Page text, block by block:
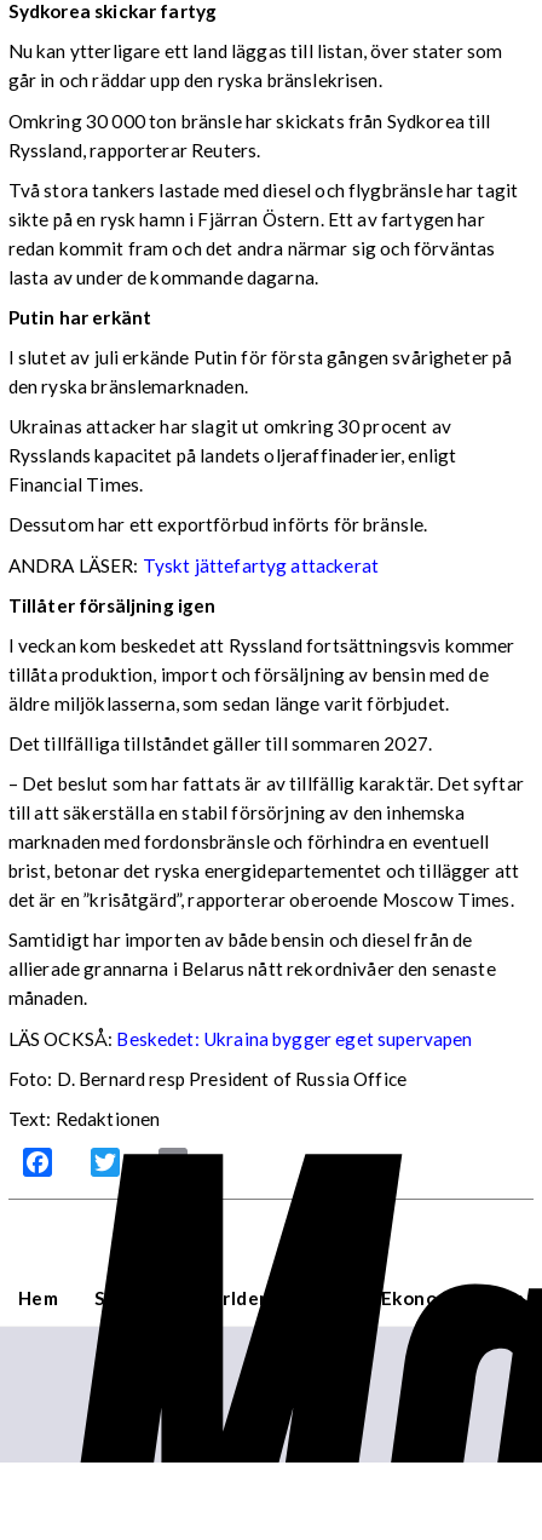
Sydkorea skickar fartyg
Nu kan ytterligare ett land läggas till listan, över stater som
går in och räddar upp den ryska bränslekrisen.
Omkring 30 000 ton bränsle har skickats från Sydkorea till
Ryssland, rapporterar Reuters.
Två stora tankers lastade med diesel och flygbränsle har tagit
sikte på en rysk hamn i Fjärran Östern. Ett av fartygen har
redan kommit fram och det andra närmar sig och förväntas
lasta av under de kommande dagarna.
Putin har erkänt
I slutet av juli erkände Putin för första gången svårigheter på
den ryska bränslemarknaden.
Ukrainas attacker har slagit ut omkring 30 procent av
Rysslands kapacitet på landets oljeraffinaderier, enligt
Financial Times.
Dessutom har ett exportförbud införts för bränsle.
ANDRA LÄSER: Tyskt jättefartyg attackerat
Tillåter försäljning igen
I veckan kom beskedet att Ryssland fortsättningsvis kommer
tillåta produktion, import och försäljning av bensin med de
äldre miljöklasserna, som sedan länge varit förbjudet.
Det tillfälliga tillståndet gäller till sommaren 2027.
– Det beslut som har fattats är av tillfällig karaktär. Det syftar
till att säkerställa en stabil försörjning av den inhemska
marknaden med fordonsbränsle och förhindra en eventuell
brist, betonar det ryska energidepartementet och tillägger att
det är en ”krisåtgärd”, rapporterar oberoende Moscow Times.
Samtidigt har importen av både bensin och diesel från de
allierade grannarna i Belarus nått rekordnivåer den senaste
månaden.
LÄS OCKSÅ: Beskedet: Ukraina bygger eget supervapen
Foto: D. Bernard resp President of Russia Office
Text: Redaktionen
FacebookTwitter Email
Hem Sverige Världen Ekonomi Om